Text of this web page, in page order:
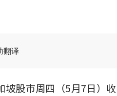
翻译
坡股市周四（5月7日）